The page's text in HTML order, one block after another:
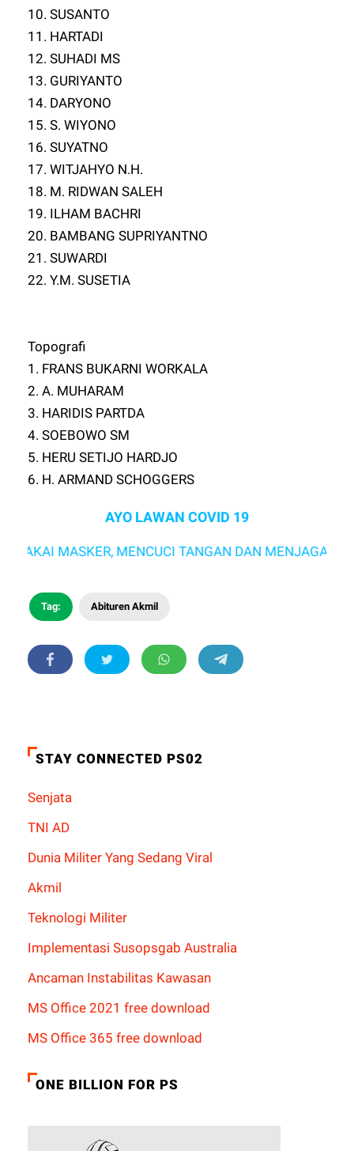
10. SUSANTO
11. HARTADI
12. SUHADI MS
13. GURIYANTO
14. DARYONO
15. S. WIYONO
16. SUYATNO
17. WITJAHYO N.H.
18. M. RIDWAN SALEH
19. ILHAM BACHRI
20. BAMBANG SUPRIYANTNO
21. SUWARDI
22. Y.M. SUSETIA
Topografi
1. FRANS BUKARNI WORKALA
2. A. MUHARAM
3. HARIDIS PARTDA
4. SOEBOWO SM
5. HERU SETIJO HARDJO
6. H. ARMAND SCHOGGERS
AYO LAWAN COVID 19
MENCUCI TANGAN DAN MENJAGA JARAK
Tag: Abituren Akmil
STAY CONNECTED PS02
Senjata
TNI AD
Dunia Militer Yang Sedang Viral
Akmil
Teknologi Militer
Implementasi Susopsgab Australia
Ancaman Instabilitas Kawasan
MS Office 2021 free download
MS Office 365 free download
ONE BILLION FOR PS